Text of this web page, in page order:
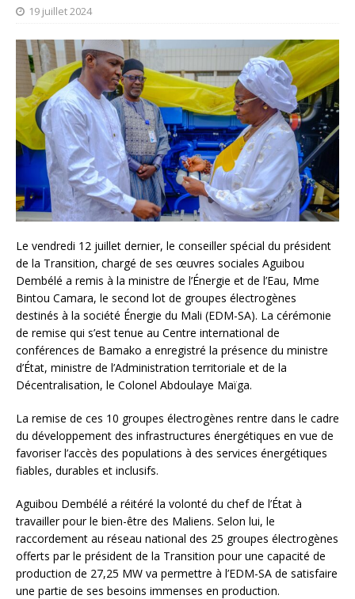
19 juillet 2024
Le vendredi 12 juillet dernier, le conseiller spécial du président
de la Transition, chargé de ses œuvres sociales Aguibou
Dembélé a remis à la ministre de l’Énergie et de l’Eau, Mme
Bintou Camara, le second lot de groupes électrogènes
destinés à la société Énergie du Mali (EDM-SA). La cérémonie
de remise qui s’est tenue au Centre international de
conférences de Bamako a enregistré la présence du ministre
d’État, ministre de l’Administration territoriale et de la
Décentralisation, le Colonel Abdoulaye Maïga.
La remise de ces 10 groupes électrogènes rentre dans le cadre
du développement des infrastructures énergétiques en vue de
favoriser l’accès des populations à des services énergétiques
fiables, durables et inclusifs.
Aguibou Dembélé a réitéré la volonté du chef de l’État à
travailler pour le bien-être des Maliens. Selon lui, le
raccordement au réseau national des 25 groupes électrogènes
offerts par le président de la Transition pour une capacité de
production de 27,25 MW va permettre à l’EDM-SA de satisfaire
une partie de ses besoins immenses en production.